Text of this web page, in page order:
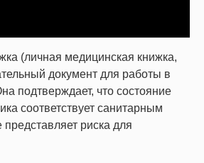
(личная медицинская книжка,
документ для работы в
подтверждает, что состояние
соответствует санитарным
риска для